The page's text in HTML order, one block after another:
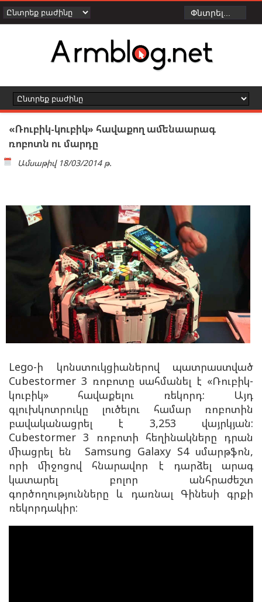
«Ռուբիկ-կուբիկ» հավաքող ամենաարագ
ռոբոտն ու մարդը
Ամսաթիվ 18/03/2014 թ.
Lego-ի կոնստուկցիաներով պատրաստված
Cubestormer 3 ռոբոտը սահմանել է «Ռուբիկ-
կուբիկ» հավաքելու ռեկորդ: Այդ
գլուխկոտրուկը լուծելու համար ռոբոտին
բավականացրել է 3,253 վայրկյան:
Cubestormer 3 ռոբոտի հեղինակները դրան
միացրել են Samsung Galaxy S4 սմարթֆոն,
որի միջոցով հնարավոր է դարձել արագ
կատարել բոլոր անհրաժեշտ
գործողությունները և դառնալ Գինեսի գրքի
ռեկորդակիր: